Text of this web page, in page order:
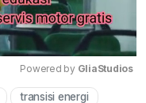
Powered by GliaStudios
transisi energi